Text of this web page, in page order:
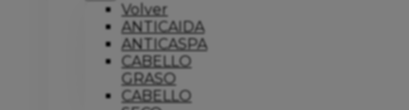
Volver
ANTICAIDA
ANTICASPA
CABELLO
GRASO
CABELLO